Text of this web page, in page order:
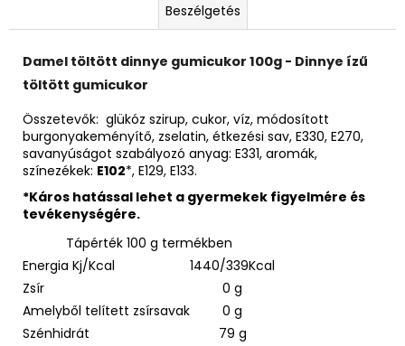
Beszélgetés
Damel töltött dinnye gumicukor 100g - Dinnye ízű
töltött gumicukor
Összetevők: glükóz szirup, cukor, víz, módosított
burgonyakeményítő, zselatin, étkezési sav, E330, E270,
savanyúságot szabályozó anyag: E331, aromák,
színezékek: E102*, E129, E133.
*Káros hatással lehet a gyermekek figyelmére és
tevékenységére.
Tápérték 100 g termékben
Energia Kj/Kcal
1440/339Kcal
Zsír
0 g
Amelyből telített zsírsavak
0 g
Szénhidrát
79 g